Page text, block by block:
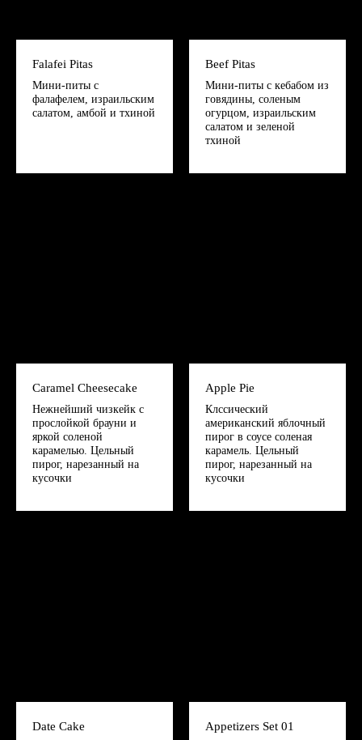
Falafei Pitas
Мини-питы с
фалафелем, израильским
салатом, амбой и тхиной
Beef Pitas
Мини-питы с кебабом из
говядины, соленым
огурцом, израильским
салатом и зеленой
тхиной
Caramel Cheesecake
Нежнейший чизкейк с
прослойкой брауни и
яркой соленой
карамелью. Цельный
пирог, нарезанный на
кусочки
Apple Pie
Клссический
американский яблочный
пирог в соусе соленая
карамель. Цельный
пирог, нарезанный на
кусочки
Date Cake Appetizers Set 01